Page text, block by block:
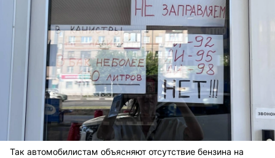
Так автомобилистам объясняют отсутствие бензина на